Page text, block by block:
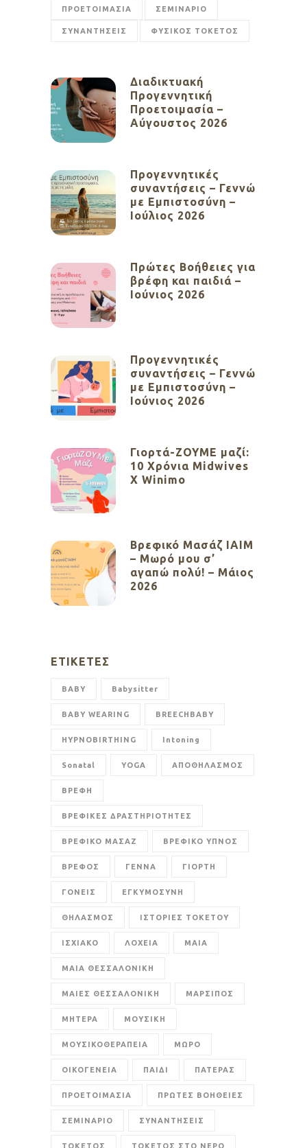
ΠΡΟΕΤΟΙΜΑΣΙΑ ΣΕΜΙΝΑΡΙΟ
ΣΥΝΑΝΤΗΣΕΙΣ ΦΥΣΙΚΟΣ ΤΟΚΕΤΟΣ
Διαδικτυακή
Προγεννητική
Προετοιμασία –
Αύγουστος 2026
Προγεννητικές
συναντήσεις – Γεννώ
με Εμπιστοσύνη –
Ιούλιος 2026
Πρώτες Βοήθειες για
βρέφη και παιδιά –
Ιούνιος 2026
Προγεννητικές
συναντήσεις – Γεννώ
με Εμπιστοσύνη –
Ιούνιος 2026
Γιορτά-ΖΟΥΜΕ μαζί:
10 Χρόνια Midwives
X Winimo
Βρεφικό Μασάζ ΙΑΙΜ
– Μωρό μου σ’
αγαπώ πολύ! – Μάιος
2026
ΕΤΙΚΈΤΕΣ
BABY Babysitter
BABY WEARING BREECHBABY
HYPNOBIRTHING Intoning
Sonatal YOGA ΑΠΟΘΗΛΑΣΜΟΣ
ΒΡΕΦΗ
ΒΡΕΦΙΚΕΣ ΔΡΑΣΤΗΡΙΟΤΗΤΕΣ
ΒΡΕΦΙΚΟ ΜΑΣΑΖ ΒΡΕΦΙΚΟ ΥΠΝΟΣ
ΒΡΕΦΟΣ ΓΕΝΝΑ ΓΙΟΡΤΗ
ΓΟΝΕΙΣ ΕΓΚΥΜΟΣΥΝΗ
ΘΗΛΑΣΜΟΣ ΙΣΤΟΡΙΕΣ ΤΟΚΕΤΟΥ
ΙΣΧΙΑΚΟ ΛΟΧΕΙΑ ΜΑΙΑ
ΜΑΙΑ ΘΕΣΣΑΛΟΝΙΚΗ
ΜΑΙΕΣ ΘΕΣΣΑΛΟΝΙΚΗ ΜΑΡΣΙΠΟΣ
ΜΗΤΕΡΑ ΜΟΥΣΙΚΗ
ΜΟΥΣΙΚΟΘΕΡΑΠΕΙΑ ΜΩΡΟ
ΟΙΚΟΓΕΝΕΙΑ ΠΑΙΔΙ ΠΑΤΕΡΑΣ
ΠΡΟΕΤΟΙΜΑΣΙΑ ΠΡΩΤΕΣ ΒΟΗΘΕΙΕΣ
ΣΕΜΙΝΑΡΙΟ ΣΥΝΑΝΤΗΣΕΙΣ
ΤΟΚΕΤΟΣ ΤΟΚΕΤΟΣ ΣΤΟ ΝΕΡΟ